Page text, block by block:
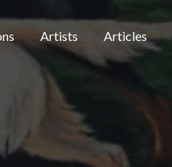
Artists Articles